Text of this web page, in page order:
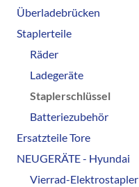
Überladebrücken
Staplerteile
Räder
Ladegeräte
Staplerschlüssel
Batteriezubehör
Ersatzteile Tore
NEUGERÄTE - Hyundai
Vierrad-Elektrostapler